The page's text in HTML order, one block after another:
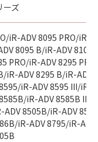
ーズ
iR-ADV 8095 PRO/iR-
8095 B/iR-ADV 8105
PRO/iR-ADV 8295
iR-ADV 8295 B/iR-ADV
iR-ADV 8595 III/iR-
iR-ADV 8585B III/
ADV 8505B/iR-ADV
iR-ADV 8795/iR-